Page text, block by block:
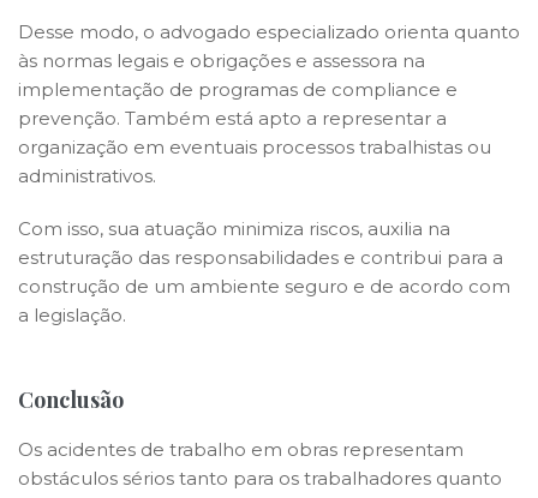
Desse modo, o advogado especializado orienta quanto
às normas legais e obrigações e assessora na
implementação de programas de compliance e
prevenção. Também está apto a representar a
organização em eventuais processos trabalhistas ou
administrativos.
Com isso, sua atuação minimiza riscos, auxilia na
estruturação das responsabilidades e contribui para a
construção de um ambiente seguro e de acordo com
a legislação.
Conclusão
Os acidentes de trabalho em obras representam
obstáculos sérios tanto para os trabalhadores quanto